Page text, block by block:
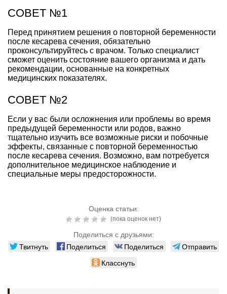
СОВЕТ №1
Перед принятием решения о повторной беременности
после кесарева сечения, обязательно
проконсультируйтесь с врачом. Только специалист
сможет оценить состояние вашего организма и дать
рекомендации, основанные на конкретных
медицинских показателях.
СОВЕТ №2
Если у вас были осложнения или проблемы во время
предыдущей беременности или родов, важно
тщательно изучить все возможные риски и побочные
эффекты, связанные с повторной беременностью
после кесарева сечения. Возможно, вам потребуется
дополнительное медицинское наблюдение и
специальные меры предосторожности.
Оценка статьи:
(пока оценок нет)
Поделиться с друзьями:
Твитнуть Поделиться Поделиться
Отправить
Класснуть